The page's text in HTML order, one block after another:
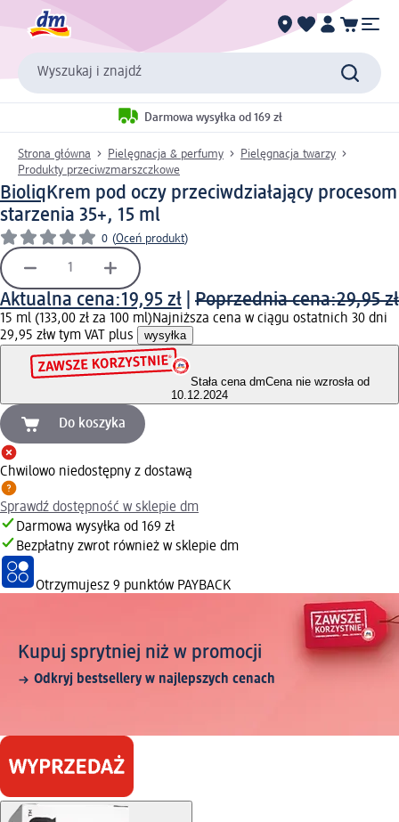
Wyszukaj i znajdź
Darmowa wysyłka od 169 zł
Strona główna Pielęgnacja & perfumy
Pielęgnacja twarzy
Produkty przeciwzmarszczkowe
Bioliq Krem pod oczy przeciwdziałający procesom
starzenia 35+, 15 ml
0 (Oceń produkt)
Aktualna cena:19,95 zł Poprzednia cena:29,95 zł
15 ml (133,00 zł za 100 ml)Najniższa cena w ciągu ostatnich 30 dni
29,95 złw tym VAT plus wysyłka
Stała cena dmCena nie wzrosła od
10.12.2024
Do koszyka
Chwilowo niedostępny z dostawą
Sprawdź dostępność w sklepie dm
Darmowa wysyłka od 169 zł
Bezpłatny zwrot również w sklepie dm
Otrzymujesz 9 punktów PAYBACK
Kupuj sprytniej niż w promocji
Odkryj bestsellery w najlepszych cenach